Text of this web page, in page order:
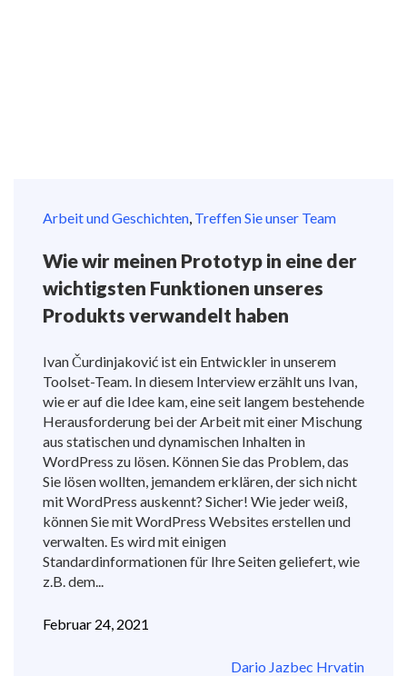
Arbeit und Geschichten Treffen Sie unser Team
Wie wir meinen Prototyp in eine der
wichtigsten Funktionen unseres
Produkts verwandelt haben
Ivan Čurdinjaković ist ein Entwickler in unserem
Toolset-Team. In diesem Interview erzählt uns Ivan,
wie er auf die Idee kam, eine seit langem bestehende
Herausforderung bei der Arbeit mit einer Mischung
aus statischen und dynamischen Inhalten in
WordPress zu lösen. Können Sie das Problem, das
Sie lösen wollten, jemandem erklären, der sich nicht
mit WordPress auskennt? Sicher! Wie jeder weiß,
können Sie mit WordPress Websites erstellen und
verwalten. Es wird mit einigen
Standardinformationen für Ihre Seiten geliefert, wie
z.B. dem...
Februar 24, 2021
Dario Jazbec Hrvatin